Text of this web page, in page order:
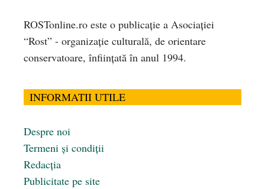
ROSTonline.ro este o publicaţie a Asociaţiei
“Rost” - organizaţie culturală, de orientare
conservatoare, înfiinţată în anul 1994.
INFORMATII UTILE
Despre noi
Termeni și condiții
Redacția
Publicitate pe site